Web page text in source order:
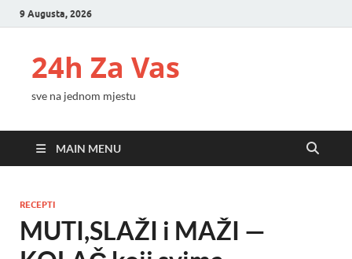
9 Augusta, 2026
24h Za Vas
sve na jednom mjestu
MAIN MENU
RECEPTI
MUTI,SLAŽI i MAŽI —